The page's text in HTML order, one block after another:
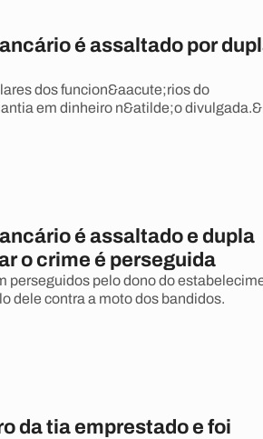
é assaltado por
dos funcion&aacute;rios do
em dinheiro n&atilde;o
é assaltado e dupla
o crime é perseguida
perseguidos pelo dono do
dele contra a moto dos bandidos.
da tia emprestado e foi